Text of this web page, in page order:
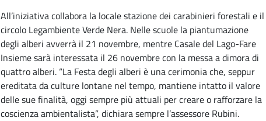
All’iniziativa collabora la locale stazione dei carabinieri forestali e il
circolo Legambiente Verde Nera. Nelle scuole la piantumazione
degli alberi avverrà il 21 novembre, mentre Casale del Lago-Fare
Insieme sarà interessata il 26 novembre con la messa a dimora di
quattro alberi. “La Festa degli alberi è una cerimonia che, seppur
ereditata da culture lontane nel tempo, mantiene intatto il valore
delle sue finalità, oggi sempre più attuali per creare o rafforzare la
coscienza ambientalista”, dichiara sempre l’assessore Rubini.